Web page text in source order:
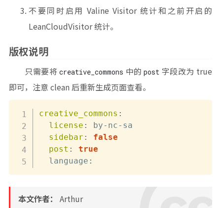
不要同时启用 Valine Visitor 统计和之前开启的
LeanCloudVisitor 统计。
版权说明
只需要将 creative_commons 中的 post 字段改为 true
即可，注意 clean 后重新生成页面查看。
creative_commons :
license : by- nc- sa
sidebar :
false
post :
true
  language
:
本文作者： Arthur